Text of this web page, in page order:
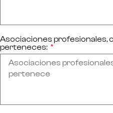
Asociaciones profesionales,
perteneces: